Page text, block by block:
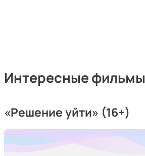
Интересные фильмы
«Решение уйти» (16+)